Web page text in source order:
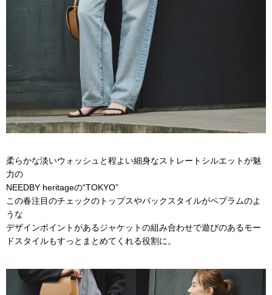
柔らかな淡いウォッシュと程よい細身なストレートシルエットが魅
力の
NEEDBY heritageの“TOKYO”
この春注目のチェックのトップスやバックスタイルがペプラムのよ
うな
デザインポイントがあるジャケットの組み合わせで遊びのあるモー
ドスタイルもすっとまとめてくれる役割に。